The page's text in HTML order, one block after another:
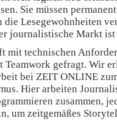
Sie müssen
die Lesegewohnheiten
journalistische Markt
mit technischen
Teamwork gefragt. Wir
bei ZEIT ONLINE
Hier arbeiten
zusammen,
um zeitgemäßes